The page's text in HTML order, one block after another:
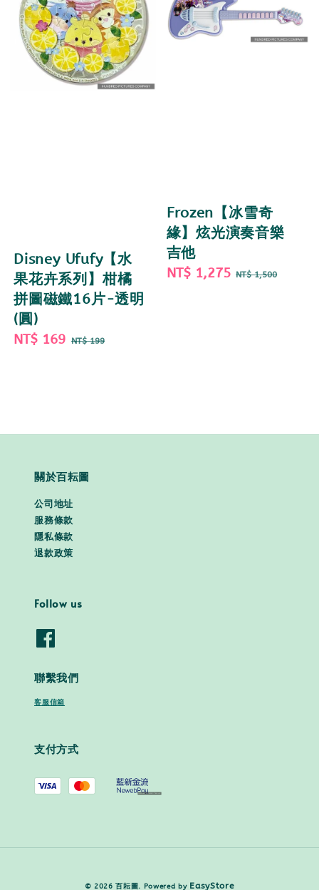
Disney Ufufy【水
果花卉系列】柑橘
拼圖磁鐵16片-透明
(圓)
Sale
NT$ 169 Regular
NT$ 199
Frozen【冰雪奇
緣】炫光演奏音樂
吉他
Sale
NT$ 1,275 Regular
NT$ 1,500
關於百耘圖
公司地址
服務條款
隱私條款
退款政策
Follow us
聯繫我們
客服信箱
支付方式
© 2026 百耘圖. Powered by EasyStore